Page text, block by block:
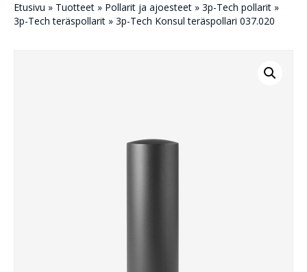
Etusivu » Tuotteet » Pollarit ja ajoesteet » 3p-Tech pollarit »
3p-Tech teräspollarit » 3p-Tech Konsul teräspollari 037.020